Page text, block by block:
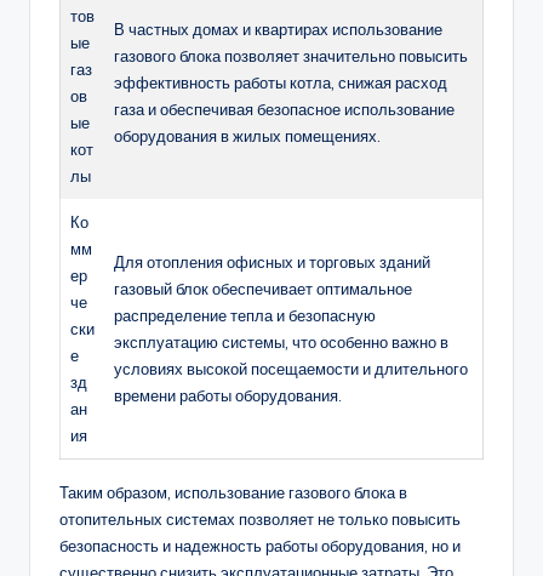
тов
ые
газ
ов
ые
кот
лы
В частных домах и квартирах использование
газового блока позволяет значительно повысить
эффективность работы котла, снижая расход
газа и обеспечивая безопасное использование
оборудования в жилых помещениях.
Ко
мм
ер
че
ски
е
зд
ан
ия
Для отопления офисных и торговых зданий
газовый блок обеспечивает оптимальное
распределение тепла и безопасную
эксплуатацию системы, что особенно важно в
условиях высокой посещаемости и длительного
времени работы оборудования.
Таким образом, использование газового блока в
отопительных системах позволяет не только повысить
безопасность и надежность работы оборудования, но и